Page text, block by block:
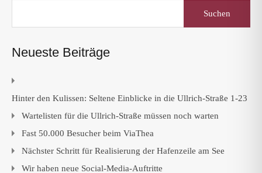
Neueste Beiträge
Hinter den Kulissen: Seltene Einblicke in die Ullrich-Straße 1-23
Wartelisten für die Ullrich-Straße müssen noch warten
Fast 50.000 Besucher beim ViaThea
Nächster Schritt für Realisierung der Hafenzeile am See
Wir haben neue Social-Media-Auftritte